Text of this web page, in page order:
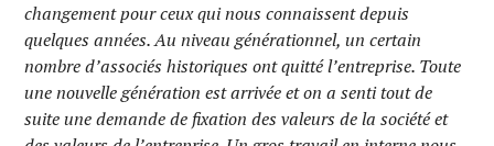
changement pour ceux qui nous connaissent depuis
quelques années. Au niveau générationnel, un certain
nombre d’associés historiques ont quitté l’entreprise. Toute
une nouvelle génération est arrivée et on a senti tout de
suite une demande de fixation des valeurs de la société et